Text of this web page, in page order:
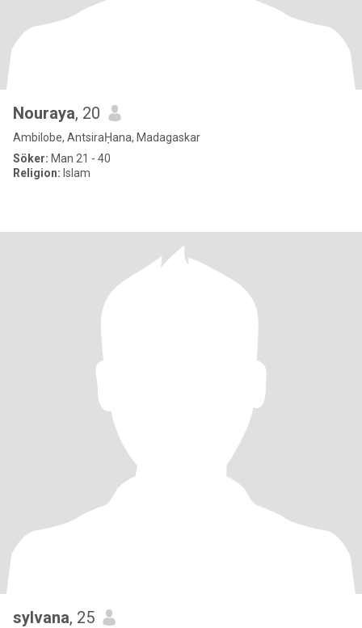
Nouraya, 20
Ambilobe, AntsiraḤana, Madagaskar
Söker: Man 21 - 40
Religion: Islam
sylvana, 25